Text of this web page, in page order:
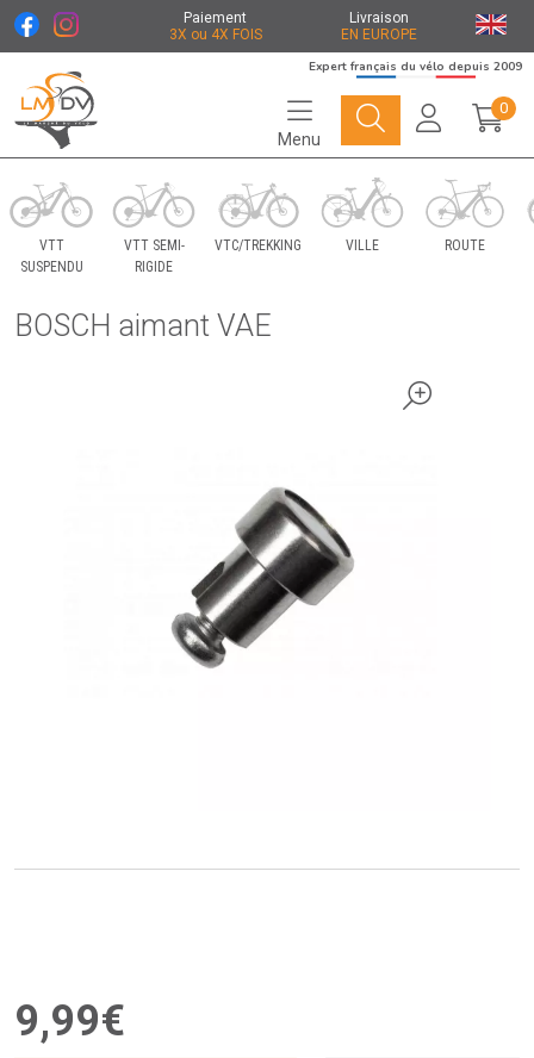
Paiement
3X ou 4X FOIS
Livraison
EN EUROPE
Le Marché du Vélo Votre distributeurs de vélo
Expert français du vélo depuis 2009
Menu
0
VTT
SUSPENDU
VTT SEMI-
RIGIDE
VTC/TREKKING VILLE ROUTE
BOSCH aimant VAE
9,99€